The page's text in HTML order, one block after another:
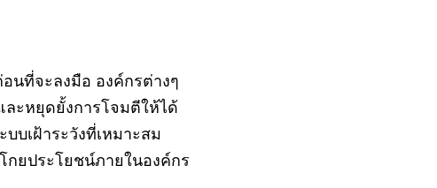
อนที่จะลงมือ องค์กรต่างๆ
ะหยุดยั้งการโจมตีให้ได้
บเฝ้าระวังที่เหมาะสม
กยประโยชน์ภายในองค์กร